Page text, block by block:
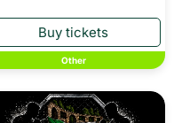
Other